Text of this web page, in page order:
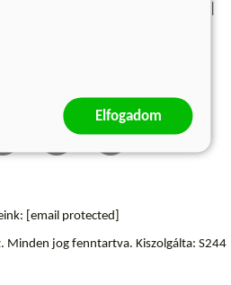
[email protected]
Minden jog fenntartva. Kiszolgálta: S244
Elfogadom